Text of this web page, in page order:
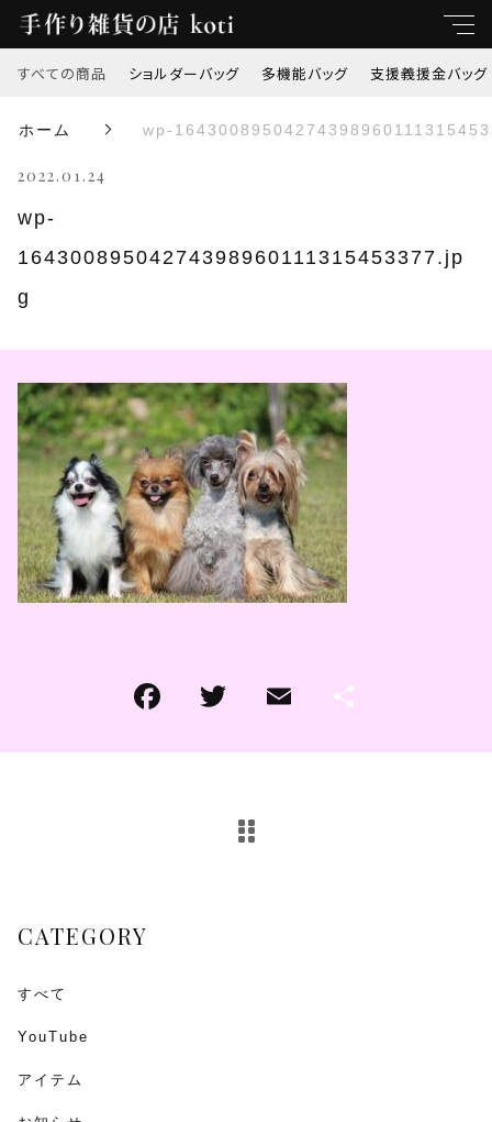
すべての商品 ショルダーバッグ 多機能バッグ 支援義援金バッグ
ホーム wp-
2022.01.24
wp-
16430089504274398960111315453377.jp
g
CATEGORY
すべて
YouTube
アイテム
オリジナル刺繍
トートバッグ
その他
親カテゴリ
価格帯
～
並び順
その他